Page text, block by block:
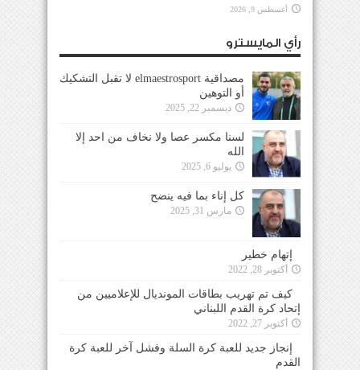
أغسطس 9, 2026
رأي المايسترو
مصداقية elmaestrosport لا تقبل التشكيك
أو التوهين
ديسمبر 22, 2025
لسنا مكسر عصا ولا نخاف من احد إلا
الله
يوليو 6, 2025
كل إناء بما فيه ينضح
مارس 31, 2025
إتهام خطير
أكتوبر 28, 2022
كيف تم تهريب بطاقات المونديال للإعلاميين من
إتحاد كرة القدم اللبناني
أكتوبر 27, 2022
إنجاز جديد للعبة كرة السلة وفشل آخر للعبة كرة
القدم